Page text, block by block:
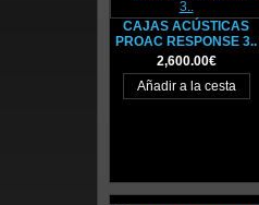
CAJAS ACÚSTICAS
PROAC RESPONSE 3..
2,600.00€